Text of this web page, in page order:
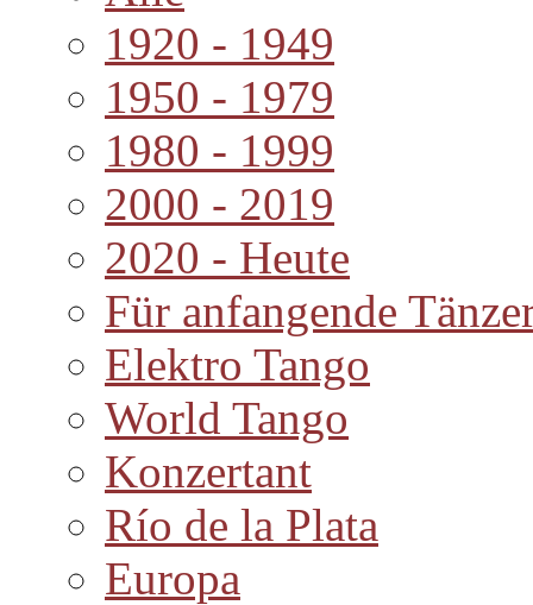
1920 - 1949
1950 - 1979
1980 - 1999
2000 - 2019
2020 - Heute
Für anfangende
Elektro Tango
World Tango
Konzertant
Río de la Plata
Europa